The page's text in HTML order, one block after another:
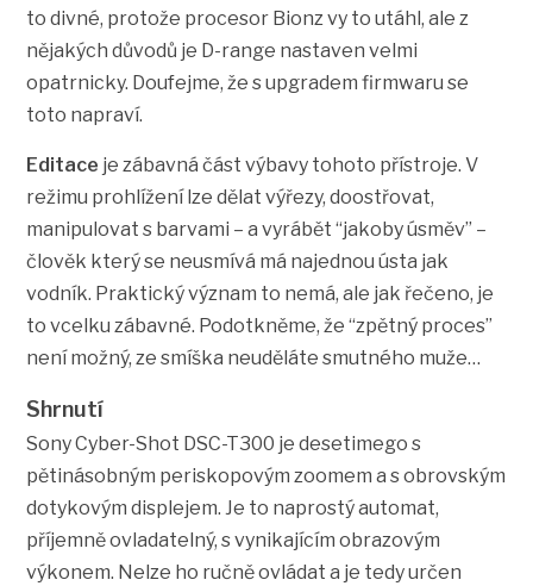
to divné, protože procesor Bionz vy to utáhl, ale z
nějakých důvodů je D-range nastaven velmi
opatrnicky. Doufejme, že s upgradem firmwaru se
toto napraví.
Editace je zábavná část výbavy tohoto přístroje. V
režimu prohlížení lze dělat výřezy, doostřovat,
manipulovat s barvami – a vyrábět “jakoby úsměv” –
člověk který se neusmívá má najednou ústa jak
vodník. Praktický význam to nemá, ale jak řečeno, je
to vcelku zábavné. Podotkněme, že “zpětný proces”
není možný, ze smíška neuděláte smutného muže…
Shrnutí
Sony Cyber-Shot DSC-T300 je desetimego s
pětinásobným periskopovým zoomem a s obrovským
dotykovým displejem. Je to naprostý automat,
příjemně ovladatelný, s vynikajícím obrazovým
výkonem. Nelze ho ručně ovládat a je tedy určen